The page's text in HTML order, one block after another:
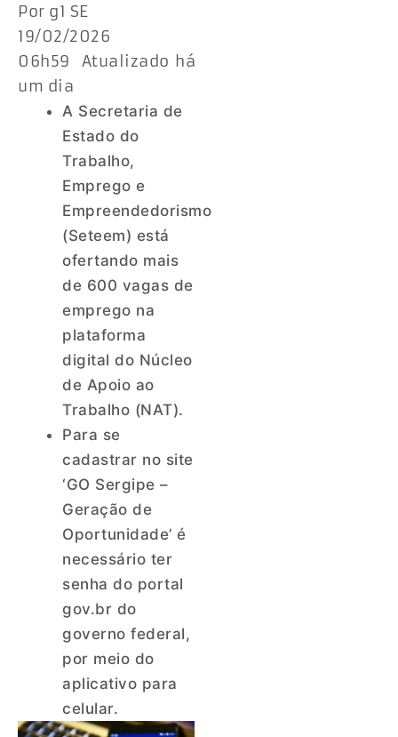
Por g1 SE
19/02/2026
06h59 Atualizado há
um dia
A Secretaria de
Estado do
Trabalho,
Emprego e
Empreendedorismo
(Seteem) está
ofertando mais
de 600 vagas de
emprego na
plataforma
digital do Núcleo
de Apoio ao
Trabalho (NAT).
Para se
cadastrar no site
‘GO Sergipe –
Geração de
Oportunidade’ é
necessário ter
senha do portal
gov.br do
governo federal,
por meio do
aplicativo para
celular.